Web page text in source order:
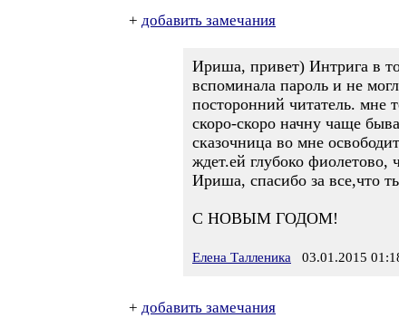
+ добавить замечания
Ириша, привет) Интрига в
вспоминала пароль и не
посторонний читатель. мне
скоро-скоро начну чаще
сказочница во мне
ждет.ей глубоко фиолетово,
Ириша, спасибо за
С НОВЫМ ГОДОМ!
Елена Талленика 03.01.2015
+ добавить замечания